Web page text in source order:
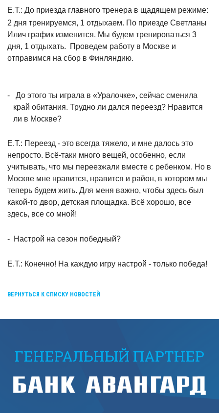
Е.Т.: До приезда главного тренера в щадящем режиме:
2 дня тренируемся, 1 отдыхаем. По приезде Светланы
Илич график изменится. Мы будем тренироваться 3
дня, 1 отдыхать.
Проведем работу в Москве и
отправимся на сбор в Финляндию.
-
До этого ты играла в «Уралочке», сейчас сменила
край обитания. Трудно ли дался переезд? Нравится
ли в Москве?
Е.Т.: Переезд - это всегда тяжело, и мне далось это
непросто. Всё-таки много вещей, особенно, если
учитывать, что мы переезжали вместе с ребенком. Но в
Москве мне нравится, нравится и район, в котором мы
теперь будем жить. Для меня важно, чтобы здесь был
какой-то двор, детская площадка. Всё хорошо, все
здесь, все со мной!
- Настрой на сезон победный?
Е.Т.: Конечно! На каждую игру настрой - только победа!
ВЕРНУТЬСЯ К СПИСКУ НОВОСТЕЙ
ГЕНЕРАЛЬНЫЙ ПАРТНЕР